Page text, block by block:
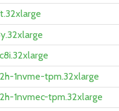
1nvme-tpm.32xlarge
1nvmec-tpm.32xlarge